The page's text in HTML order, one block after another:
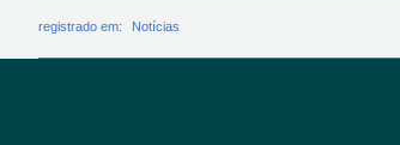
registrado em: Notícias